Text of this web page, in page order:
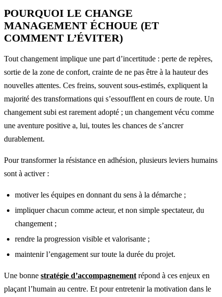
POURQUOI LE CHANGE
MANAGEMENT ÉCHOUE (ET
COMMENT L’ÉVITER)
Tout changement implique une part d’incertitude : perte de repères,
sortie de la zone de confort, crainte de ne pas être à la hauteur des
nouvelles attentes. Ces freins, souvent sous-estimés, expliquent la
majorité des transformations qui s’essoufflent en cours de route. Un
changement subi est rarement adopté ; un changement vécu comme
une aventure positive a, lui, toutes les chances de s’ancrer
durablement.
Pour transformer la résistance en adhésion, plusieurs leviers humains
sont à activer :
motiver les équipes en donnant du sens à la démarche ;
impliquer chacun comme acteur, et non simple spectateur, du
changement ;
rendre la progression visible et valorisante ;
maintenir l’engagement sur toute la durée du projet.
Une bonne stratégie d’accompagnement répond à ces enjeux en
plaçant l’humain au centre. Et pour entretenir la motivation dans le